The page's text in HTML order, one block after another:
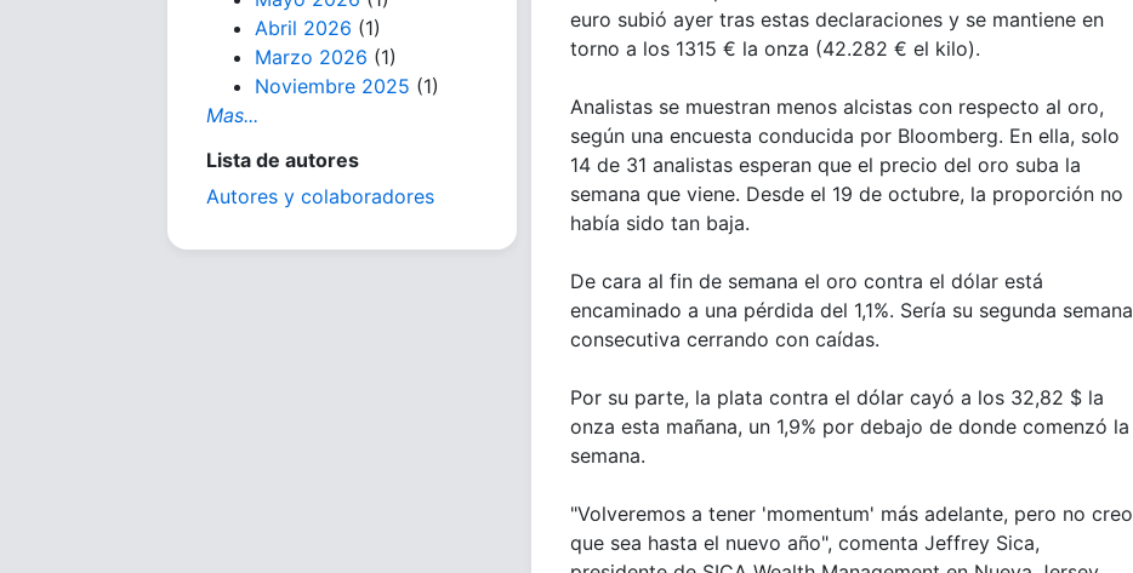
Abril 2026 (1)
Marzo 2026 (1)
Noviembre 2025 (1)
Mas...
Lista de autores
Autores y colaboradores
euro subió ayer tras estas declaraciones y se mantiene en
torno a los 1315 € la onza (42.282 € el kilo).
Analistas se muestran menos alcistas con respecto al oro,
según una encuesta conducida por Bloomberg. En ella, solo
14 de 31 analistas esperan que el precio del oro suba la
semana que viene. Desde el 19 de octubre, la proporción no
había sido tan baja.
De cara al fin de semana el oro contra el dólar está
encaminado a una pérdida del 1,1%. Sería su segunda semana
consecutiva cerrando con caídas.
Por su parte, la plata contra el dólar cayó a los 32,82 $ la
onza esta mañana, un 1,9% por debajo de donde comenzó la
semana.
"Volveremos a tener 'momentum' más adelante, pero no creo
que sea hasta el nuevo año", comenta Jeffrey Sica,